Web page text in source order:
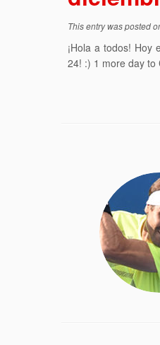
This entry was posted
¡Hola a todos!
24! :) 1 more day to